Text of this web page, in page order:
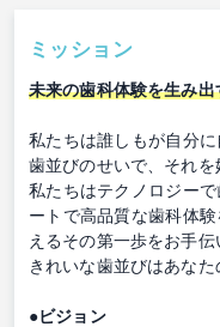
ミッション
未来の歯科体験を生み出
私たちは誰しもが自分
歯並びのせいで、それを
私たちはテクノロジー
ートで高品質な歯科体
えるその第一歩をお手伝
きれいな歯並びはあなた
●ビジョン